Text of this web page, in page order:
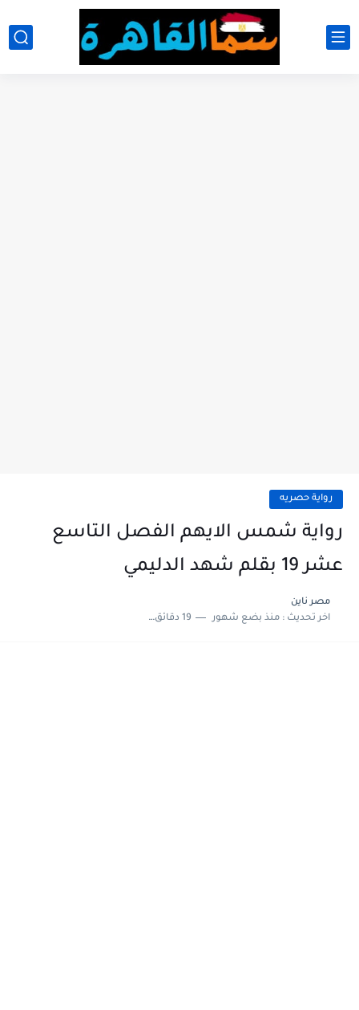
رواية حصريه
رواية شمس الايهم الفصل التاسع
عشر 19 بقلم شهد الدليمي
مصر ناين
اخر تحديث :منذ بضع شهور 19 دقائق للقراءة